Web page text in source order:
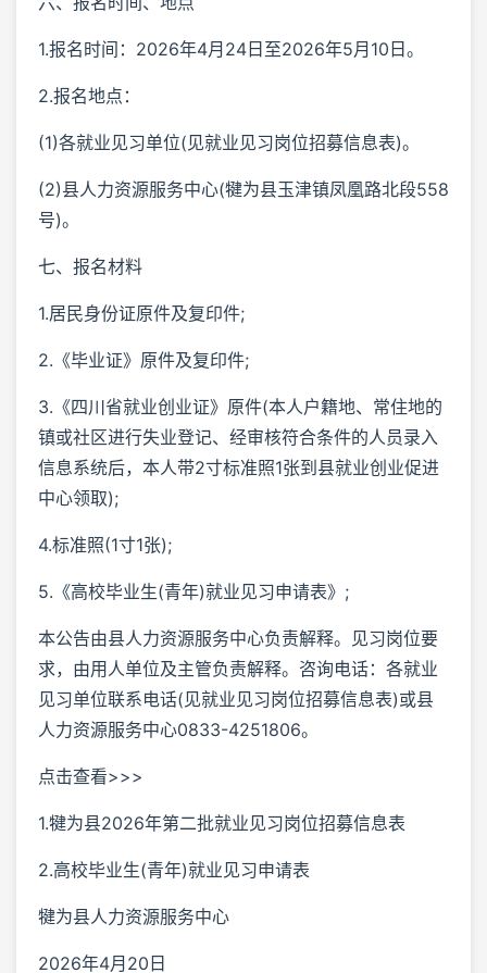
1.报名时间：2026年4月24日至2026年5月10日。
2.报名地点：
(1)各就业见习单位(见就业见习岗位招募信息表)。
(2)县人力资源服务中心(犍为县玉津镇凤凰路北段558
号)。
七、报名材料
1.居民身份证原件及复印件;
2.《毕业证》原件及复印件;
3.《四川省就业创业证》原件(本人户籍地、常住地的
镇或社区进行失业登记、经审核符合条件的人员录入
信息系统后，本人带2寸标准照1张到县就业创业促进
中心领取);
4.标准照(1寸1张);
5.《高校毕业生(青年)就业见习申请表》;
本公告由县人力资源服务中心负责解释。见习岗位要
求，由用人单位及主管负责解释。咨询电话：各就业
见习单位联系电话(见就业见习岗位招募信息表)或县
人力资源服务中心0833-4251806。
点击查看>>>
1.犍为县2026年第二批就业见习岗位招募信息表
2.高校毕业生(青年)就业见习申请表
犍为县人力资源服务中心
2026年4月20日